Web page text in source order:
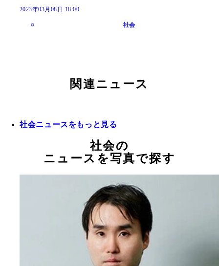
2023年03月08日 18:00
社会
関連ニュース
社会ニュースをもっと見る
社会の
ニュースを写真で探す